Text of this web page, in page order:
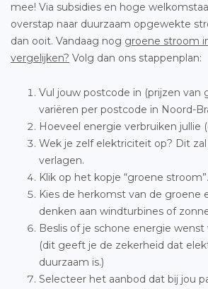
mee! Via subsidies en hoge
overstap naar duurzaam opgewekte
dan ooit. Vandaag nog groene stroom
vergelijken? Volg dan ons stappenplan:
Vul jouw postcode in (prijzen van
variëren per postcode in Noord-
Hoeveel energie verbruiken jullie
Wek je zelf elektriciteit op? Dit
verlagen.
Klik op het kopje “groene stroom”.
Kies de herkomst van de groene
denken aan windturbines of
Beslis of je schone energie
(dit geeft je de zekerheid dat
duurzaam is.)
Selecteer het aanbod dat bij jou